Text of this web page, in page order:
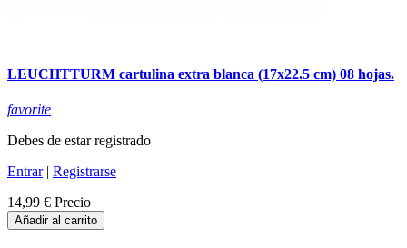
LEUCHTTURM cartulina extra blanca (17x22.5 cm) 08 hojas.
favorite
Debes de estar registrado
Entrar| Registrarse
14,99 € Precio
Añadir al carrito